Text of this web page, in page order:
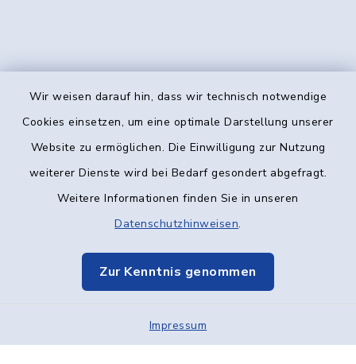
Wir weisen darauf hin, dass wir technisch notwendige
Cookies einsetzen, um eine optimale Darstellung unserer
Website zu ermöglichen. Die Einwilligung zur Nutzung
weiterer Dienste wird bei Bedarf gesondert abgefragt.
Weitere Informationen finden Sie in unseren
Datenschutzhinweisen.
Zur Kenntnis genommen
Impressum
Kontakt
Datenschutz
Elektronische Kommunikation
Sitemap